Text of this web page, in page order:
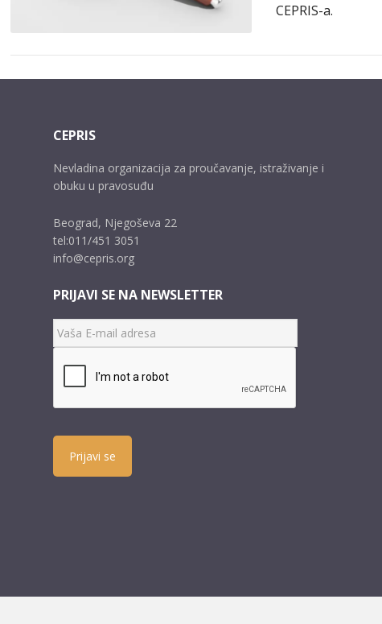
CEPRIS-a.
CEPRIS
Nevladina organizacija za proučavanje, istraživanje i
obuku u pravosuđu
Beograd, Njegoševa 22
tel:011/451 3051
info@cepris.org
PRIJAVI SE NA NEWSLETTER
Prijavi se